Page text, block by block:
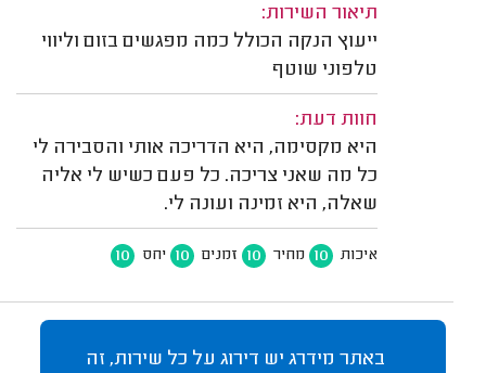
תיאור השירות:
ייעוץ הנקה הכולל כמה מפגשים בזום וליווי
טלפוני שוטף
חוות דעת:
היא מקסימה, היא הדריכה אותי והסבירה לי
כל מה שאני צריכה. כל פעם כשיש לי אליה
שאלה, היא זמינה ועונה לי.
איכות 10 מחיר 10 זמנים 10 יחס 10
באתר מידרג יש דירוג על כל שירות, זה